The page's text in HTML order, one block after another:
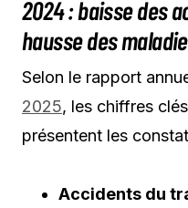
2024 : baisse des
hausse des
Selon le rapport
2025, les chiffres
présentent les
Accidents du